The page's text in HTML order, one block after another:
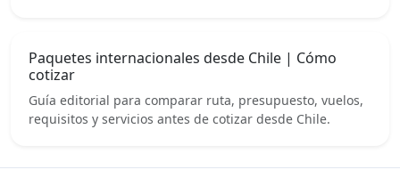
Paquetes internacionales desde Chile | Cómo
cotizar
Guía editorial para comparar ruta, presupuesto, vuelos,
requisitos y servicios antes de cotizar desde Chile.